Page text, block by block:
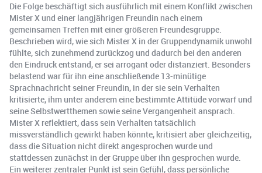
Die Folge beschäftigt sich ausführlich mit einem Konflikt zwischen
Mister X und einer langjährigen Freundin nach einem
gemeinsamen Treffen mit einer größeren Freundesgruppe.
Beschrieben wird, wie sich Mister X in der Gruppendynamik unwohl
fühlte, sich zunehmend zurückzog und dadurch bei den anderen
den Eindruck entstand, er sei arrogant oder distanziert. Besonders
belastend war für ihn eine anschließende 13-minütige
Sprachnachricht seiner Freundin, in der sie sein Verhalten
kritisierte, ihm unter anderem eine bestimmte Attitüde vorwarf und
seine Selbstwertthemen sowie seine Vergangenheit ansprach.
Mister X reflektiert, dass sein Verhalten tatsächlich
missverständlich gewirkt haben könnte, kritisiert aber gleichzeitig,
dass die Situation nicht direkt angesprochen wurde und
stattdessen zunächst in der Gruppe über ihn gesprochen wurde.
Ein weiterer zentraler Punkt ist sein Gefühl, dass persönliche